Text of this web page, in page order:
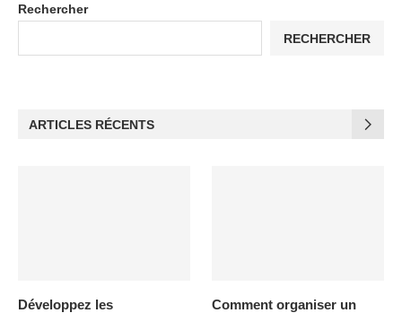
Rechercher
RECHERCHER
ARTICLES RÉCENTS
Développez les
Comment organiser un